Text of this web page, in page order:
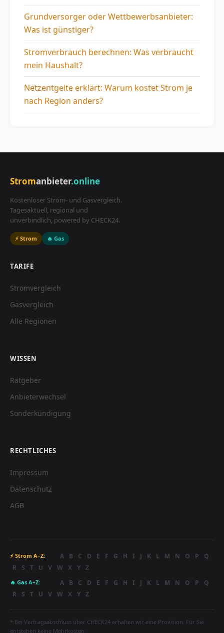
Grundversorger oder Wettbewerbsanbieter:
Was ist günstiger?
Stromverbrauch berechnen: Was verbraucht
mein Haushalt?
Netzentgelte erklärt: Warum kostet Strom je
nach Region anders?
Stromanbieter.online
Kostenloser Strom- und Gasvergleich.
Tagesaktuell, regional und
unverbindlich, powered by CHECK24.
⚡ Strom 🔥 Gas
TARIFE
Stromvergleich
Gasvergleich
Alle Regionen
WISSEN
Ratgeber
Anbieterwechsel
Sonderkündigung
RECHTLICHES
Impressum
Datenschutz
AGB
⚡ Strom A–Z: A B C D E F G H I J K L M N O P
Q
R
S T U V W X Y Z
🔥 Gas A–Z: A B C D E F G H I J K L M N O P
Q
R
S T U V W X Y Z
* Bei Vertragsabschluss über CHECK24 erhalten wir eine Provision. Für Sie
entstehen keine Mehrkosten.